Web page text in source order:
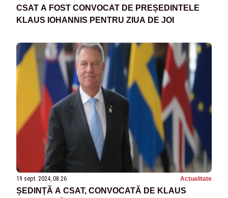
CSAT A FOST CONVOCAT DE PREȘEDINTELE
KLAUS IOHANNIS PENTRU ZIUA DE JOI
19 sept. 2024, 08:26 Actualitate
ȘEDINȚĂ A CSAT, CONVOCATĂ DE KLAUS